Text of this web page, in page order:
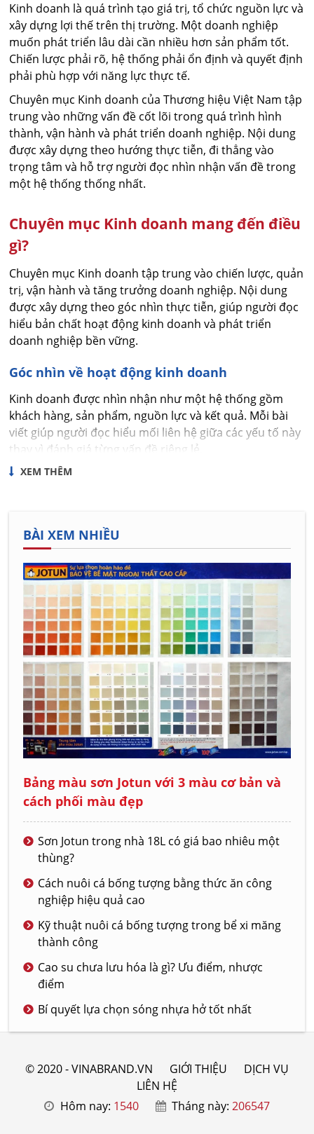
Kinh doanh là quá trình tạo giá trị, tổ chức nguồn lực và
xây dựng lợi thế trên thị trường. Một doanh nghiệp
muốn phát triển lâu dài cần nhiều hơn sản phẩm tốt.
Chiến lược phải rõ, hệ thống phải ổn định và quyết định
phải phù hợp với năng lực thực tế.
Chuyên mục Kinh doanh của Thương hiệu Việt Nam tập
trung vào những vấn đề cốt lõi trong quá trình hình
thành, vận hành và phát triển doanh nghiệp. Nội dung
được xây dựng theo hướng thực tiễn, đi thẳng vào
trọng tâm và hỗ trợ người đọc nhìn nhận vấn đề trong
một hệ thống thống nhất.
Chuyên mục Kinh doanh mang đến điều
gì?
Chuyên mục Kinh doanh tập trung vào chiến lược, quản
trị, vận hành và tăng trưởng doanh nghiệp. Nội dung
được xây dựng theo góc nhìn thực tiễn, giúp người đọc
hiểu bản chất hoạt động kinh doanh và phát triển
doanh nghiệp bền vững.
Góc nhìn về hoạt động kinh doanh
Kinh doanh được nhìn nhận như một hệ thống gồm
khách hàng, sản phẩm, nguồn lực và kết quả. Mỗi bài
viết giúp người đọc hiểu mối liên hệ giữa các yếu tố này
thay vì đánh giá từng vấn đề riêng lẻ.
Phát triển doanh nghiệp bền vững
hành và tăng trưởng gắn với hiệu quả thực tế. Mục tiêu
là giúp doanh nghiệp phát triển phù hợp với nguồn lực
Tạo giá trị thay vì chỉ tăng doanh thu
Doanh thu là kết quả, còn giá trị mới là nền tảng phát
triển lâu dài. Nội dung tập trung vào cách doanh nghiệp
nâng cao chất lượng sản phẩm, trải nghiệm khách hàng
và năng lực cạnh tranh để tạo tăng trưởng bền vững.
Nội dung trọng tâm của chuyên mục
Chuyên mục Kinh doanh được phát triển theo bốn
nhóm nội dung cốt lõi, phản ánh toàn bộ quá trình xây
Chiến lược kinh doanh
Nội dung tập trung vào định hướng phát triển, lựa chọn
mô hình kinh doanh, xác định khách hàng mục tiêu và
xây dựng lợi thế cạnh tranh. Mỗi bài viết giúp người đọc
nhìn rõ mối liên hệ giữa chiến lược, nguồn lực và mục
tiêu tăng trưởng.
Quản trị và vận hành
Chuyên mục phân tích các vấn đề về tổ chức, quy trình,
nhân sự và kiểm soát hoạt động. Nội dung giúp doanh
nghiệp nhận diện điểm nghẽn trong vận hành, nâng
cao hiệu quả và sử dụng nguồn lực hợp lý.
Tăng trưởng doanh nghiệp
Các bài viết làm rõ những yếu tố thúc đẩy tăng trưởng
như mở rộng thị trường, phát triển khách hàng, tối ưu
hiệu quả và nâng cao năng lực cạnh tranh. Trọng tâm là
tăng trưởng bền vững, gắn với hiệu quả vận hành.
XEM THÊM
BÀI XEM NHIỀU
Bảng màu sơn Jotun với 3 màu cơ bản và
cách phối màu đẹp
Sơn Jotun trong nhà 18L có giá bao nhiêu một
thùng?
Cách nuôi cá bống tượng bằng thức ăn công
nghiệp hiệu quả cao
Kỹ thuật nuôi cá bống tượng trong bể xi măng
thành công
Cao su chưa lưu hóa là gì? Ưu điểm, nhược
điểm
Bí quyết lựa chọn sóng nhựa hở tốt nhất
© 2020 - VINABRAND.VN GIỚI THIỆU
DỊCH VỤ
LIÊN HỆ
Hôm nay: 1540 Tháng này:206547